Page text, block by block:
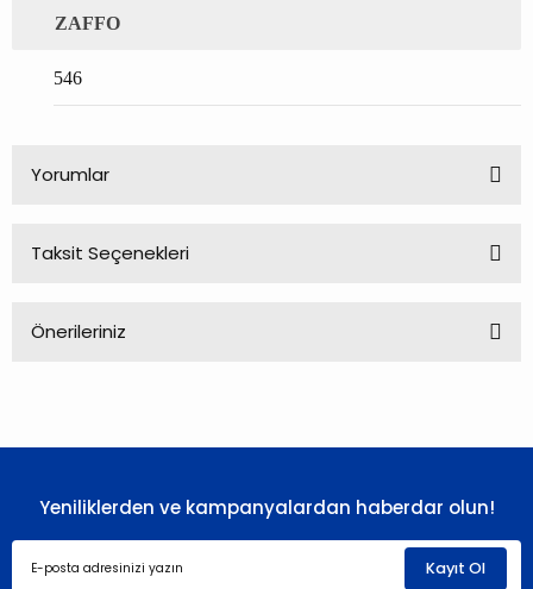
ZAFFO
546
Yorumlar
Taksit Seçenekleri
Önerileriniz
Ürün resmi kalitesiz, bozuk veya görüntülenemiyor.
Yeniliklerden ve kampanyalardan haberdar olun!
Kayıt Ol